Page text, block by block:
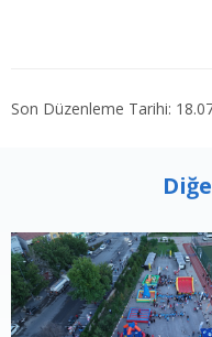
Son Düzenleme Tarihi: